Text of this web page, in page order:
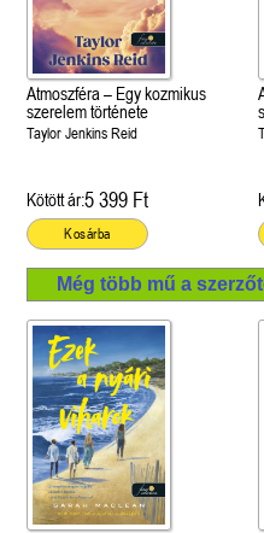
Atmoszféra – Egy kozmikus
szerelem története
Taylor Jenkins Reid
Kötött ár:5 399 Ft
Kosárba
Még több mű a